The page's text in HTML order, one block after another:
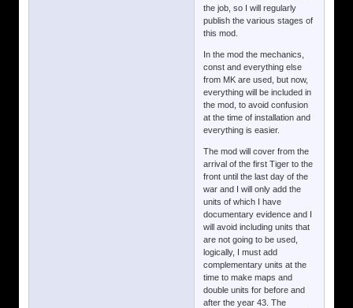
the job, so I will regularly
publish the various stages of
this mod.
In the mod the mechanics,
const and everything else
from MK are used, but now,
everything will be included in
the mod, to avoid confusion
at the time of installation and
everything is easier.
The mod will cover from the
arrival of the first Tiger to the
front until the last day of the
war and I will only add the
units of which I have
documentary evidence and I
will avoid including units that
are not going to be used,
logically, I must add
complementary units at the
time to make maps and
double units for before and
after the year 43. The